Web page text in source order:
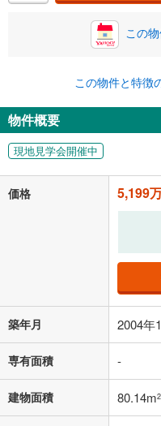
0.01%
一般的には最長35年まで
が完済時の年齢は80歳ま
閉じる
頭金
自己資金から住宅購入に
い。一般的には物件価格
年2回払いを想定していま
ボーナス払いの限度額は
この
この物件と特徴
物件概要
現地見学会開催中
価格 5,199
築年月 2004年
専有面積 -
建物面積 80.14m2